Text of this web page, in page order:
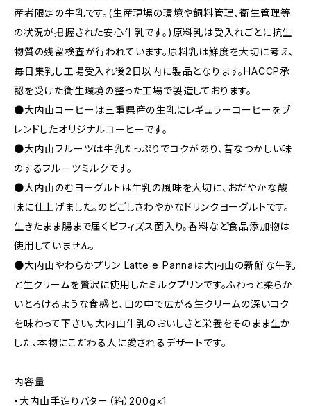
産者限定の牛乳です。(生産現場の環境や飼料管理、衛生管理等
の状況が把握された安心牛乳です。)原料乳は受入れごとに抗生
物質の残留検査が行われています。原料乳は鮮度を大切に考え、
毎日集乳し工場受入れ後2日以内に製品となります。HACCP承
認を受けた衛生環境の整った工場で製造しております。
●大内山コーヒーは三重県産の生乳にレギュラーコーヒーをブ
レンドしたオリジナルコーヒーです。
●大内山フルーツは牛乳たっぷりでコクがあり、昔なつかしい味
のするフルーツミルクです。
●大内山のむヨーグルトは牛乳の風味を大切に、おだやかな酸
味に仕上げました。のどごしさわやかなドリンクヨーグルトです。
生きたまま腸まで届くビフィズス菌入り。香料など食品添加物は
使用していません。
●大内山やわらかプリン Latte e Pannaは大内山の新鮮な牛乳
と生クリームを贅沢に使用したミルクプリンです。ふわっと柔らか
いとろけるような食感と、口の中で広がる生クリームの深いコク
を味わって下さい。大内山牛乳のおいしさと栄養をそのまま生か
した、本物にこだわる人に愛されるデザートです。
内容量
・大内山手造りバター（箱）200g×1